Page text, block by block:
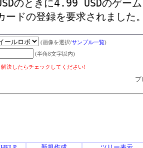
(画像を選択/サンプル一覧)
(半角8文字以内)
解決したらチェックしてください!
プ